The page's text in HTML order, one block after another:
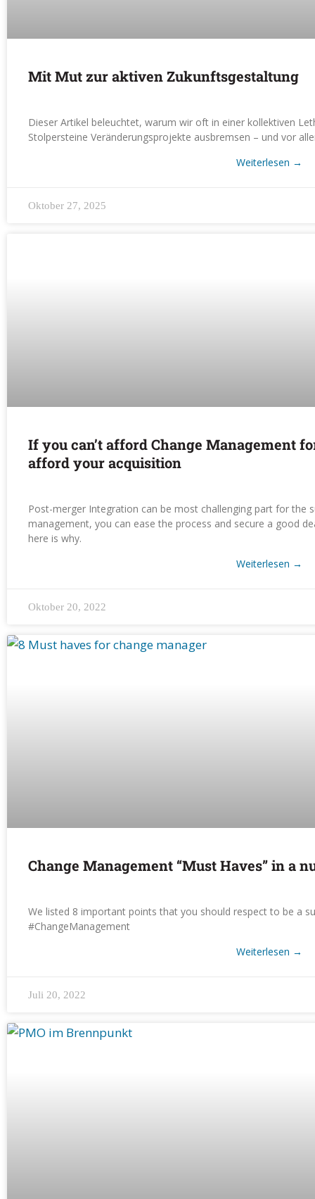
Mit Mut zur aktiven Zukunftsgestaltung
Dieser Artikel beleuchtet, warum wir oft in einer kollektiven
Stolpersteine Veränderungsprojekte ausbremsen – und vor
Weiterlesen →
Oktober 27, 2025
If you can’t afford Change Management
afford your acquisition
Post-merger Integration can be most challenging part for the
management, you can ease the process and secure a good
here is why.
Weiterlesen →
Oktober 20, 2022
Change Management “Must Haves” in a
We listed 8 important points that you should respect to be a
#ChangeManagement
Weiterlesen →
Juli 20, 2022